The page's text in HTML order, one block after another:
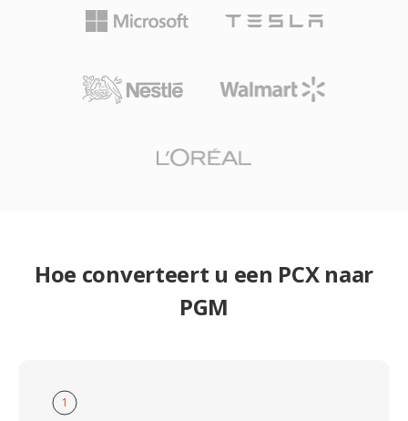
Hoe converteert u een PCX naar
PGM
1